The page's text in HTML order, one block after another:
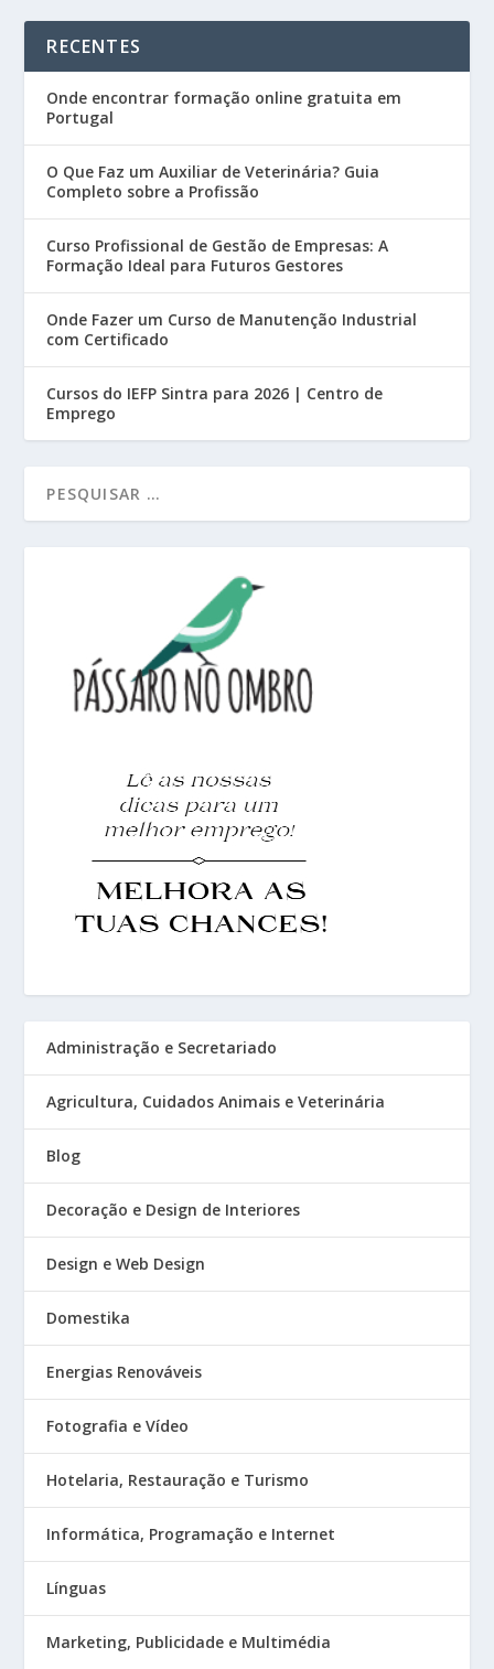
RECENTES
Onde encontrar formação online gratuita em
Portugal
O Que Faz um Auxiliar de Veterinária? Guia
Completo sobre a Profissão
Curso Profissional de Gestão de Empresas: A
Formação Ideal para Futuros Gestores
Onde Fazer um Curso de Manutenção Industrial
com Certificado
Cursos do IEFP Sintra para 2026 | Centro de
Emprego
Administração e Secretariado
Agricultura, Cuidados Animais e Veterinária
Blog
Decoração e Design de Interiores
Design e Web Design
Domestika
Energias Renováveis
Fotografia e Vídeo
Hotelaria, Restauração e Turismo
Informática, Programação e Internet
Línguas
Marketing, Publicidade e Multimédia